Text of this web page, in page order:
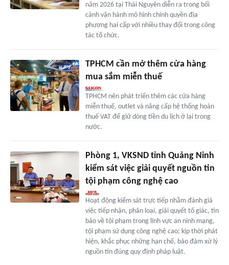
năm 2026 tại Thái Nguyên diễn ra trong bối
cảnh vận hành mô hình chính quyền địa
phương hai cấp với nhiều thay đổi trong công
tác tổ chức.
TPHCM cần mở thêm cửa hàng
mua sắm miễn thuế
TPHCM nên phát triển thêm các cửa hàng
miễn thuế, outlet và nâng cấp hệ thống hoàn
thuế VAT để giữ dòng tiền du lịch ở lại trong
nước.
Phòng 1, VKSND tỉnh Quảng Ninh
kiểm sát việc giải quyết nguồn tin
tội phạm công nghệ cao
Hoạt động kiểm sát trực tiếp nhằm đánh giá
việc tiếp nhận, phân loại, giải quyết tố giác, tin
báo về tội phạm trong lĩnh vực an ninh mạng,
tội phạm sử dụng công nghệ cao; kịp thời phát
hiện, khắc phục những hạn chế, bảo đảm xử lý
nguồn tin đúng quy định pháp luật.